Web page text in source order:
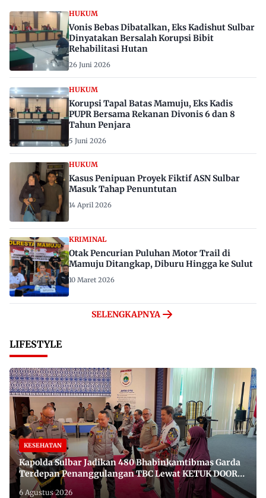
HUKUM
Vonis Bebas Dibatalkan, Eks Kadishut Sulbar
Dinyatakan Bersalah Korupsi Bibit
Rehabilitasi Hutan
26 Juni 2026
HUKUM
Korupsi Tapal Batas Mamuju, Eks Kadis
PUPR Bersama Rekanan Divonis 6 dan 8
Tahun Penjara
5 Juni 2026
HUKUM
Kasus Penipuan Proyek Fiktif ASN Sulbar
Masuk Tahap Penuntutan
14 April 2026
KRIMINAL
Otak Pencurian Puluhan Motor Trail di
Mamuju Ditangkap, Diburu Hingga ke Sulut
10 Maret 2026
SELENGKAPNYA
LIFESTYLE
KESEHATAN
Kapolda Sulbar Jadikan 480 Bhabinkamtibmas Garda
Terdepan Penanggulangan TBC Lewat KETUK DOORS
di 650 Desa
6 Agustus 2026